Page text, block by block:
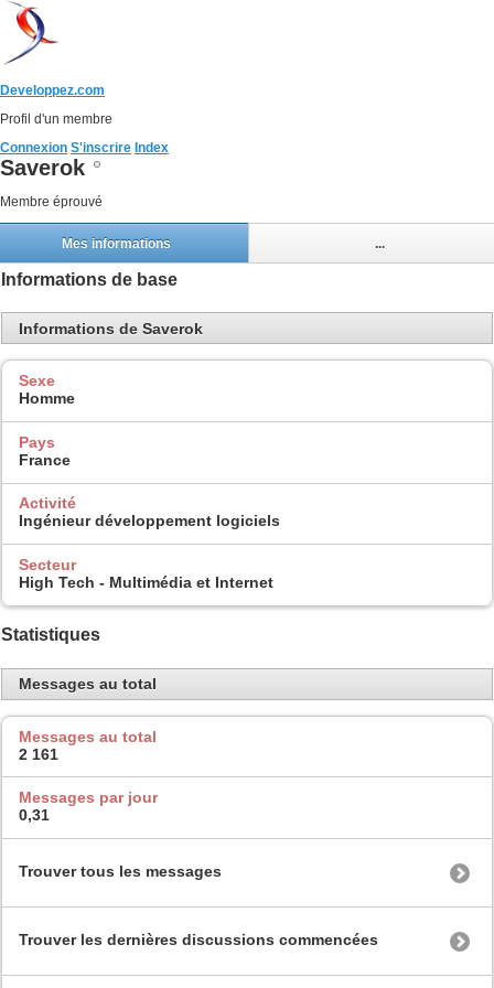
Developpez.com
Profil d'un membre
Connexion S'inscrire Index
Saverok
Membre éprouvé
Mes informations ...
Informations de base
Informations de Saverok
Sexe
Homme
Pays
France
Activité
Ingénieur développement logiciels
Secteur
High Tech - Multimédia et Internet
Statistiques
Messages au total
Messages au total
2 161
Messages par jour
0,31
Trouver tous les messages
Trouver les dernières discussions commencées